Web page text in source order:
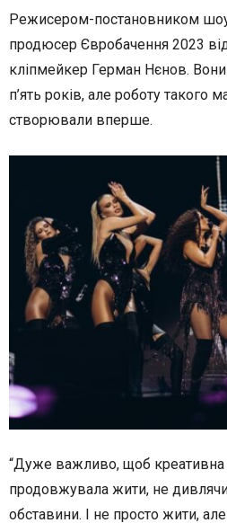
Режисером-постановником
продюсер Євробачення 2023
кліпмейкер Герман Нєнов.
п’ять років, але роботу такого
створювали вперше.
“Дуже важливо, щоб креативна
продовжувала жити, не
обставини. І не просто жити,